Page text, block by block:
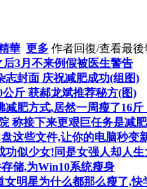
華 更多 作者回復/查看最後
3月不来例假被医生警告
志封面 庆祝减肥成功(组图)
斤 获郝龙斌推荐秘方(图)
肥方式,居然一周瘦了16斤
称接下来更艰巨任务是减肥
这些文件,让你的电脑秒变
功似少女!同是女强人却人
储,为Win10系统瘦身
明星为什么都那么瘦了,快